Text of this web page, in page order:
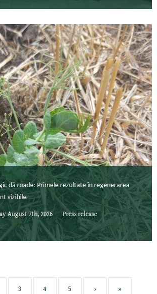
dă roade: Primele rezultate în regenerarea
vizibile
August 7th, 2026 Press release
3 4 5 › »